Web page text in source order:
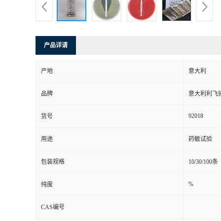
产品详请
产地 意大利
品牌 意大利利飞
货号 92018
用途 药敏试验
包装规格 10/30/100条
纯度 %
CAS编号